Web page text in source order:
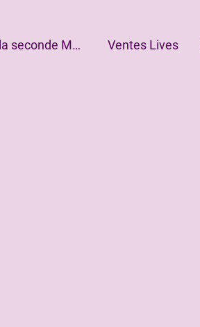
Pourquoi la seconde Main? Ventes Lives